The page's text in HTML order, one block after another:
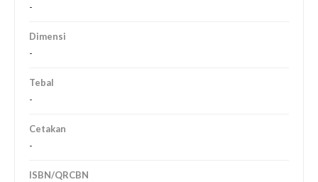
-
Dimensi
-
Tebal
-
Cetakan
-
ISBN/QRCBN